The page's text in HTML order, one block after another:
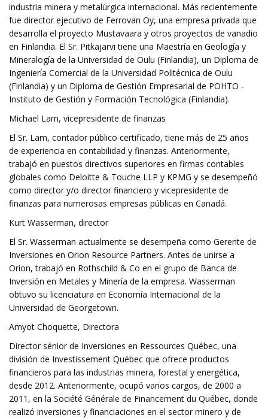
industria minera y metalúrgica internacional. Más recientemente
fue director ejecutivo de Ferrovan Oy, una empresa privada que
desarrolla el proyecto Mustavaara y otros proyectos de vanadio
en Finlandia. El Sr. Pitkäjärvi tiene una Maestría en Geología y
Mineralogía de la Universidad de Oulu (Finlandia), un Diploma de
Ingeniería Comercial de la Universidad Politécnica de Oulu
(Finlandia) y un Diploma de Gestión Empresarial de POHTO -
Instituto de Gestión y Formación Tecnológica (Finlandia).
Michael Lam, vicepresidente de finanzas
El Sr. Lam, contador público certificado, tiene más de 25 años
de experiencia en contabilidad y finanzas. Anteriormente,
trabajó en puestos directivos superiores en firmas contables
globales como Deloitte & Touche LLP y KPMG y se desempeñó
como director y/o director financiero y vicepresidente de
finanzas para numerosas empresas públicas en Canadá.
Kurt Wasserman, director
El Sr. Wasserman actualmente se desempeña como Gerente de
Inversiones en Orion Resource Partners. Antes de unirse a
Orion, trabajó en Rothschild & Co en el grupo de Banca de
Inversión en Metales y Minería de la empresa. Wasserman
obtuvo su licenciatura en Economía Internacional de la
Universidad de Georgetown.
Amyot Choquette, Directora
Director sénior de Inversiones en Ressources Québec, una
división de Investissement Québec que ofrece productos
financieros para las industrias minera, forestal y energética,
desde 2012. Anteriormente, ocupó varios cargos, de 2000 a
2011, en la Société Générale de Financement du Québec, donde
realizó inversiones y financiaciones en el sector minero y de